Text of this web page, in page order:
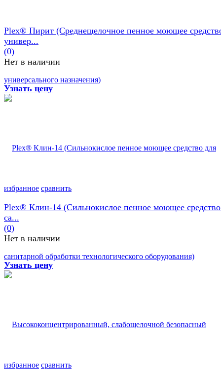
избранное сравнить
Plex® Пирит (Среднещелочное пенное моющее
универ...
(0)
Нет в наличии
Узнать цену
избранное сравнить
Plex® Клин-14 (Сильнокислое пенное моющее
са...
(0)
Нет в наличии
Узнать цену